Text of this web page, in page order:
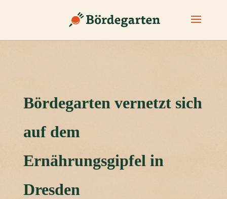
Bördegarten vernetzt sich
auf dem
Ernährungsgipfel in
Dresden